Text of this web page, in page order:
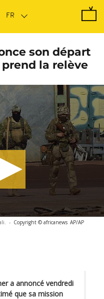
son départ
la relève
- Copyright © africanews AP/AP
a annoncé vendredi
que sa mission